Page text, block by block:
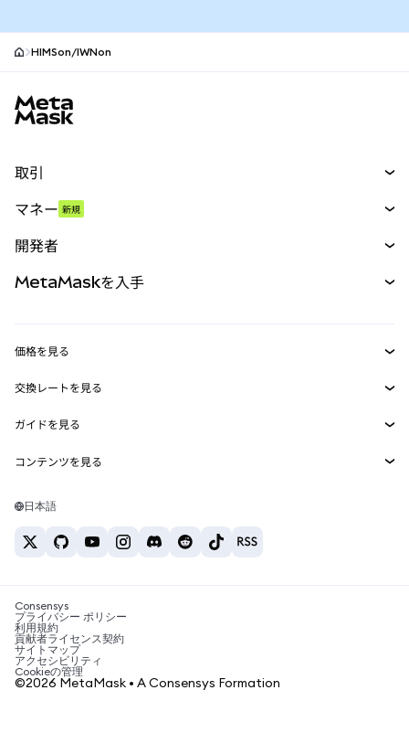
HIMSon/IWNon
取引
パーペチュアル
RWA
マネー 新規
開発者
MetaMask Connect
Snaps
Web3サービス
MetaMaskを入手
セキュリティ
サポート
キャリア
お問い合わせ
価格を見る
イーサリアムの価格
Solanaの価格
Tetherの価格
交換レートを見る
ETH→USD
USDT→INR
BTC→INR
ETH→USDT
ガイドを見る
ETHの購入
USDTの購入
SHIBの購入
BNBの購入
コンテンツを見る
Solanaウォレット
税制関連ニュース
暗号資産の購入方法は？
ビットコインを売るには？
日本語
Consensys
プライバシー ポリシー
利用規約
貢献者ライセンス契約
サイトマップ
アクセシビリティ
Cookieの管理
©2026 MetaMask • A Consensys Formation